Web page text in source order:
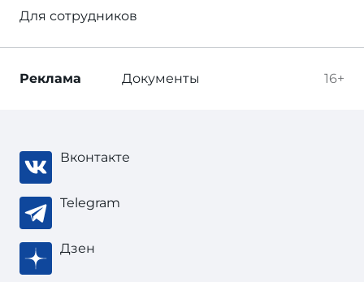
Для сотрудников
16+
Реклама Документы
Вконтакте
Telegram
Дзен